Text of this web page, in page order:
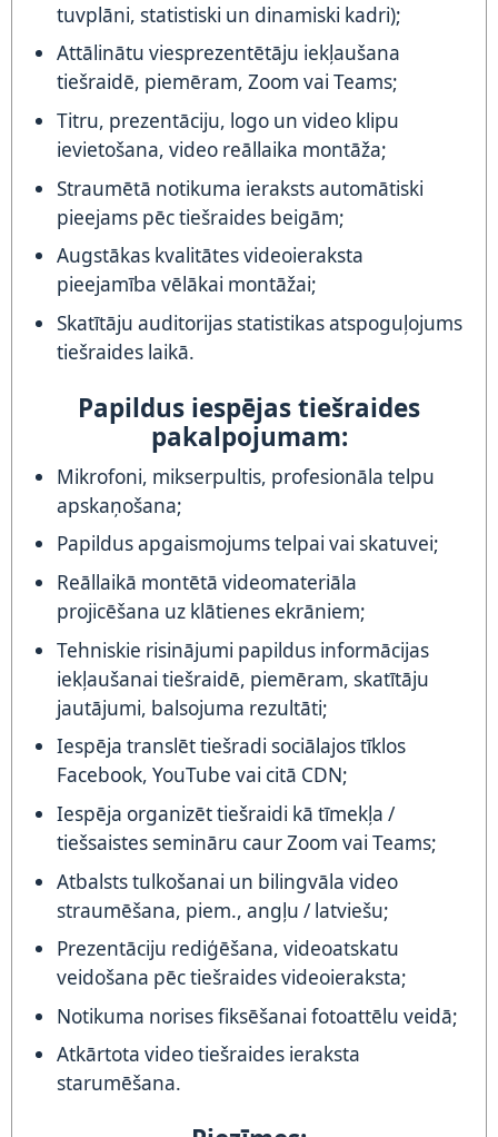
tuvplāni, statistiski un dinamiski kadri);
Attālinātu viesprezentētāju iekļaušana
tiešraidē, piemēram, Zoom vai Teams;
Titru, prezentāciju, logo un video klipu
ievietošana, video reāllaika montāža;
Straumētā notikuma ieraksts automātiski
pieejams pēc tiešraides beigām;
Augstākas kvalitātes videoieraksta
pieejamība vēlākai montāžai;
Skatītāju auditorijas statistikas atspoguļojums
tiešraides laikā.
Papildus iespējas tiešraides
pakalpojumam:
Mikrofoni, mikserpultis, profesionāla telpu
apskaņošana;
Papildus apgaismojums telpai vai skatuvei;
Reāllaikā montētā videomateriāla
projicēšana uz klātienes ekrāniem;
Tehniskie risinājumi papildus informācijas
iekļaušanai tiešraidē, piemēram, skatītāju
jautājumi, balsojuma rezultāti;
Iespēja translēt tiešradi sociālajos tīklos
Facebook, YouTube vai citā CDN;
Iespēja organizēt tiešraidi kā tīmekļa /
tiešsaistes semināru caur Zoom vai Teams;
Atbalsts tulkošanai un bilingvāla video
straumēšana, piem., angļu / latviešu;
Prezentāciju rediģēšana, videoatskatu
veidošana pēc tiešraides videoieraksta;
Notikuma norises fiksēšanai fotoattēlu veidā;
Atkārtota video tiešraides ieraksta
starumēšana.